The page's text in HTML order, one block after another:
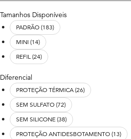
R$ 0,00
R$ 2.354,00
Tamanhos Disponíveis
PADRÃO (183)
MINI (14)
REFIL (24)
Diferencial
PROTEÇÃO TÉRMICA (26)
SEM SULFATO (72)
SEM SILICONE (38)
PROTEÇÃO ANTIDESBOTAMENTO (13)